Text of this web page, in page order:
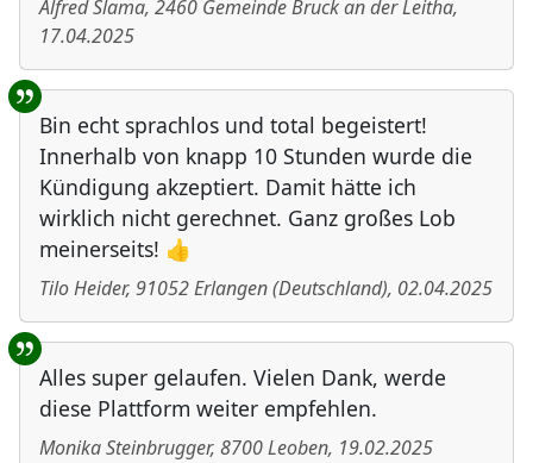
Alfred Slama, 2460 Gemeinde Bruck an der Leitha,
17.04.2025
Bin echt sprachlos und total begeistert!
Innerhalb von knapp 10 Stunden wurde die
Kündigung akzeptiert. Damit hätte ich
wirklich nicht gerechnet. Ganz großes Lob
meinerseits! 👍
Tilo Heider, 91052Erlangen(Deutschland), 02.04.2025
Alles super gelaufen. Vielen Dank, werde
diese Plattform weiter empfehlen.
Monika Steinbrugger, 8700Leoben, 19.02.2025